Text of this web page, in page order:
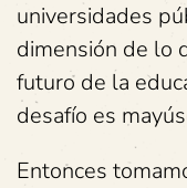
universidades
dimensión de lo
futuro de la
desafío es
Entonces